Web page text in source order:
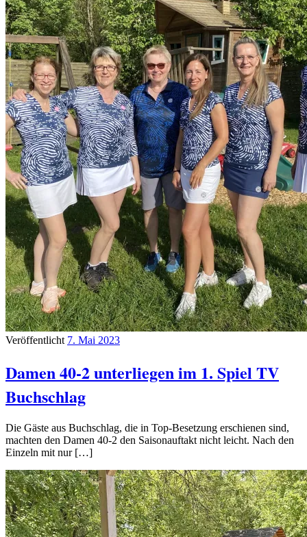
Veröffentlicht 7. Mai 2023
Damen 40-2 unterliegen im 1. Spiel TV
Buchschlag
Die Gäste aus Buchschlag, die in Top-Besetzung erschienen sind,
machten den Damen 40-2 den Saisonauftakt nicht leicht. Nach den
Einzeln mit nur […]